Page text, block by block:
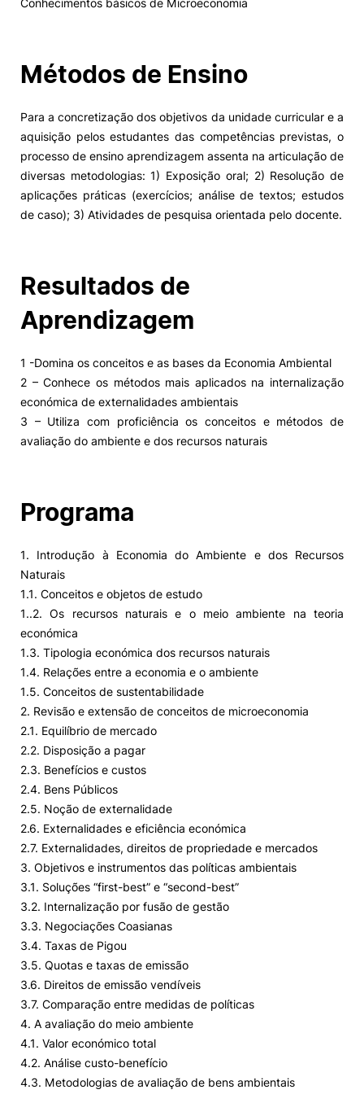
Projetos PRR
Magazine
Eventos
Europeia Política de Privacidade e Cookies
Sugestões,
Conhecimentos básicos de Microeconomia
Métodos de Ensino
Para a concretização dos objetivos da unidade curricular e a
aquisição pelos estudantes das competências previstas, o
processo de ensino aprendizagem assenta na articulação de
diversas metodologias: 1) Exposição oral; 2) Resolução de
aplicações práticas (exercícios; análise de textos; estudos
de caso); 3) Atividades de pesquisa orientada pelo docente.
Resultados de
Aprendizagem
1 -Domina os conceitos e as bases da Economia Ambiental
2 – Conhece os métodos mais aplicados na internalização
económica de externalidades ambientais
3 – Utiliza com proficiência os conceitos e métodos de
avaliação do ambiente e dos recursos naturais
Programa
1. Introdução à Economia do Ambiente e dos Recursos
Naturais
1.1. Conceitos e objetos de estudo
1..2. Os recursos naturais e o meio ambiente na teoria
económica
1.3. Tipologia económica dos recursos naturais
1.4. Relações entre a economia e o ambiente
1.5. Conceitos de sustentabilidade
2. Revisão e extensão de conceitos de microeconomia
2.1. Equilíbrio de mercado
2.2. Disposição a pagar
2.3. Benefícios e custos
2.4. Bens Públicos
2.5. Noção de externalidade
2.6. Externalidades e eficiência económica
2.7. Externalidades, direitos de propriedade e mercados
3. Objetivos e instrumentos das políticas ambientais
3.1. Soluções “first-best” e “second-best”
3.2. Internalização por fusão de gestão
3.3. Negociações Coasianas
3.4. Taxas de Pigou
3.5. Quotas e taxas de emissão
3.6. Direitos de emissão vendíveis
3.7. Comparação entre medidas de políticas
4. A avaliação do meio ambiente
4.1. Valor económico total
4.2. Análise custo-benefício
4.3. Metodologias de avaliação de bens ambientais